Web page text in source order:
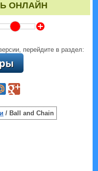
ОНЛАЙН
Z
перейдите в раздел:
/ Ball and Chain